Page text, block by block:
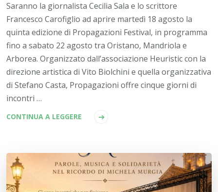
Saranno la giornalista Cecilia Sala e lo scrittore
Francesco Carofiglio ad aprire martedì 18 agosto la
quinta edizione di Propagazioni Festival, in programma
fino a sabato 22 agosto tra Oristano, Mandriola e
Arborea. Organizzato dall’associazione Heuristic con la
direzione artistica di Vito Biolchini e quella organizzativa
di Stefano Casta, Propagazioni offre cinque giorni di
incontri …
CONTINUA A LEGGERE